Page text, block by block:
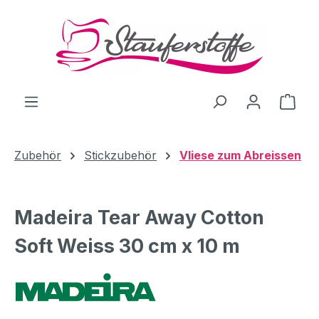
Zum Hauptinhalt springen
Zubehör Stickzubehör Vliese zum Abreissen
Madeira Tear Away Cotton
Soft Weiss 30 cm x 10 m